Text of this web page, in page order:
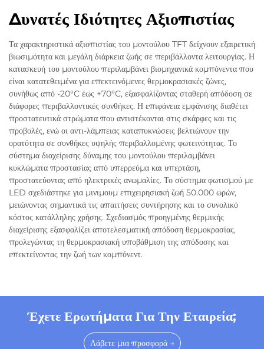
Δυνατές Ιδιότητες Αξιοπιστίας
Τα χαρακτηριστικά αξιοπιστίας του μοντούλου TFT δείχνουν εξαιρετική
βιωσιμότητα και μεγάλη διάρκεια ζωής σε περιβάλλοντα λειτουργίας. Η
κατασκευή του μοντούλου περιλαμβάνει βιομηχανικά κομπόνεντα που
είναι κατατεθειμένα για επεκτεινόμενες θερμοκρασιακές ζώνες,
συνήθως από -20°C έως +70°C, εξασφαλίζοντας σταθερή απόδοση σε
διάφορες περιβαλλοντικές συνθήκες. Η επιφάνεια εμφάνισης διαθέτει
προστατευτικά στρώματα που αντιστέκονται στις σκάρφες και τις
προβολές, ενώ οι αντι-λάμπειας καταπυκνώσεις βελτιώνουν την
ορατότητα σε συνθήκες υψηλής περιβαλλομένης φωτεινότητας. Το
σύστημα διαχείρισης δύναμης του μοντούλου περιλαμβάνει
κυκλώματα προστασίας από υπερρεύμα και υπερτάση,
προστατεύοντας από ηλεκτρικές ανωμαλίες. Το σύστημα φωτισμού με
LED σχεδιάστηκε για μινιμουμ επιχειρησιακή ζωή 50.000 ωρών,
μειώνοντας σημαντικά τις απαιτήσεις συντήρησης και το συνολικό
κόστος κατάλληλης χρήσης. Σχεδιασμός προηγμένης θερμικής
διαχείρισης εξασφαλίζει αποτελεσματική απόδοση θερμοκρασίας,
προλεγώντας τη θερμοκρασιακή υποβάθμιση της απόδοσης και
επεκτείνοντας την ζωή των κομπόνεντ.
Έχετε Ερωτήματα Για Την Εταιρεία;
Λάβετε μια προσφορά →